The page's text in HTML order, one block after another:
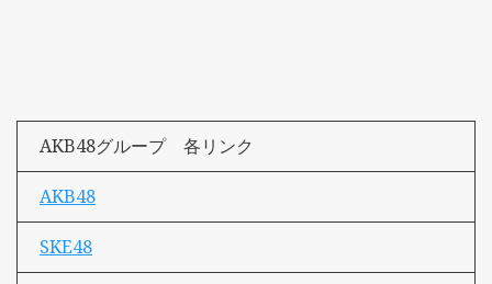
AKB48グループ 各リンク
AKB48
SKE48